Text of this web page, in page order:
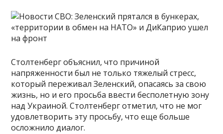
Столтенберг объяснил, что причиной
напряженности был не только тяжелый стресс,
который переживал Зеленский, опасаясь за свою
жизнь, но и его просьба ввести бесполетную зону
над Украиной. Столтенберг отметил, что не мог
удовлетворить эту просьбу, что еще больше
осложнило диалог.